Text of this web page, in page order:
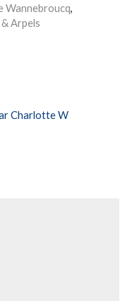
Wannebroucq,
Arpels
Charlotte W